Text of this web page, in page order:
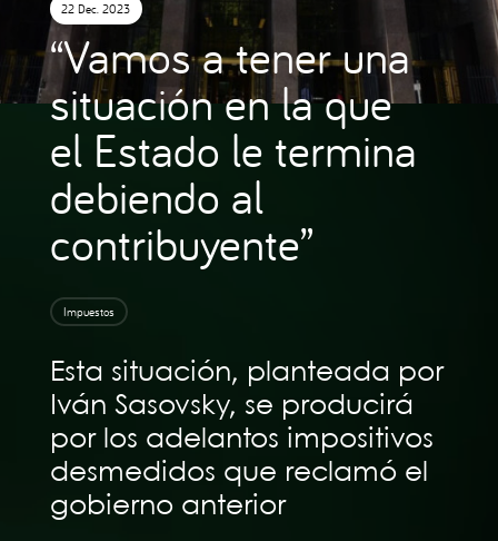
22 Dec. 2023
“Vamos a tener una
situación en la que
el Estado le termina
debiendo al
contribuyente”
Impuestos
Esta situación, planteada por
Iván Sasovsky, se producirá
por los adelantos impositivos
desmedidos que reclamó el
gobierno anterior